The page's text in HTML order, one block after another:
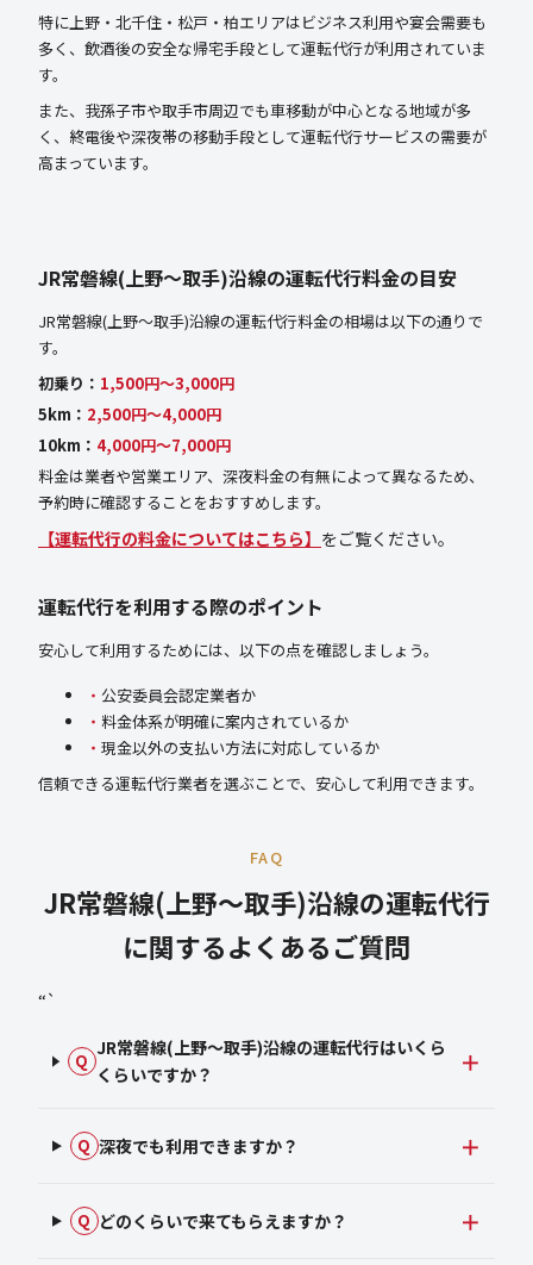
特に上野・北千住・松戸・柏エリアはビジネス利用や宴会需要も
多く、飲酒後の安全な帰宅手段として運転代行が利用されていま
す。
また、我孫子市や取手市周辺でも車移動が中心となる地域が多
く、終電後や深夜帯の移動手段として運転代行サービスの需要が
高まっています。
JR常磐線(上野～取手)沿線の運転代行料金の目安
JR常磐線(上野～取手)沿線の運転代行料金の相場は以下の通りで
す。
初乗り： 1,500円〜3,000円
5km： 2,500円〜4,000円
10km： 4,000円〜7,000円
料金は業者や営業エリア、深夜料金の有無によって異なるため、
予約時に確認することをおすすめします。
【運転代行の料金についてはこちら】 をご覧ください。
運転代行を利用する際のポイント
安心して利用するためには、以下の点を確認しましょう。
公安委員会認定業者か
料金体系が明確に案内されているか
現金以外の支払い方法に対応しているか
信頼できる運転代行業者を選ぶことで、安心して利用できます。
FAQ
JR常磐線(上野～取手)沿線の運転代行
に関するよくあるご質問
“`
Q
JR常磐線(上野～取手)沿線の運転代行はいくら
くらいですか？
Q 深夜でも利用できますか？
Q どのくらいで来てもらえますか？